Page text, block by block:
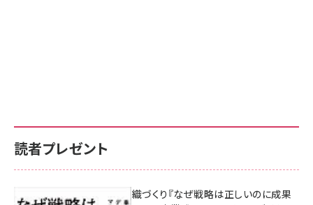
読者プレゼント
成果を生む組織づくり『なぜ戦略は正しいのに成果